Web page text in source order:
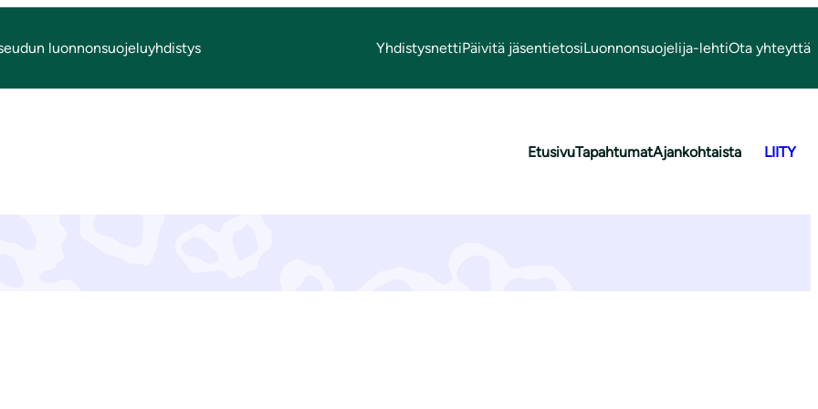
luonnonsuojeluyhdistys YhdistysnettiPäivitä jäsentietosiLuonnonsuojelija-lehtiOta yhteyttä
EtusivuTapahtumatAjankohtaista LIITY